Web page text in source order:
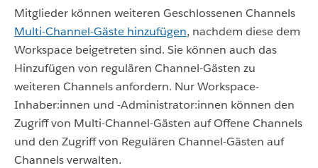
Mitglieder können weiteren Geschlossenen Channels
Multi-Channel-Gäste hinzufügen, nachdem diese dem
Workspace beigetreten sind. Sie können auch das
Hinzufügen von regulären Channel-Gästen zu
weiteren Channels anfordern. Nur Workspace-
Inhaber:innen und -Administrator:innen können den
Zugriff von Multi-Channel-Gästen auf Offene Channels
und den Zugriff von Regulären Channel-Gästen auf
Channels verwalten.